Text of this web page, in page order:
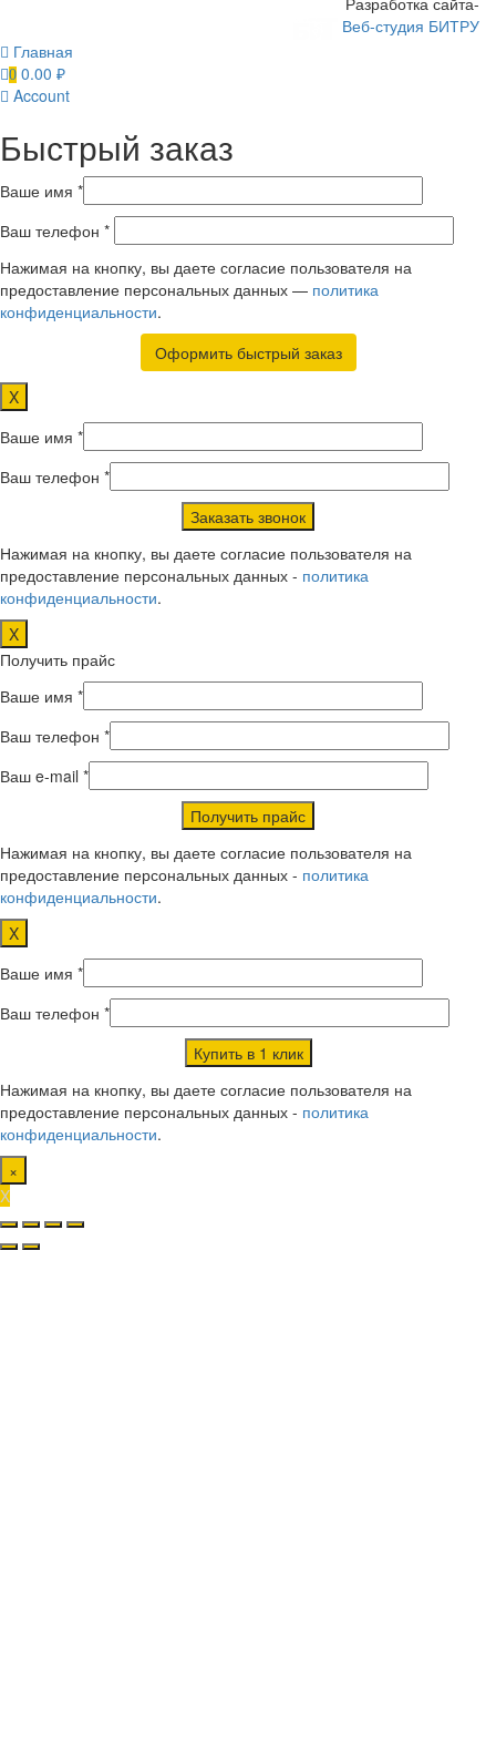
Веб-студия БИТРУ
Главная
0 0.00 ₽
Account
Быстрый заказ
Ваше имя *
Ваш телефон *
Нажимая на кнопку, вы даете согласие пользователя на
предоставление персональных данных — политика
конфиденциальности.
X
Ваше имя *
Ваш телефон *
Нажимая на кнопку, вы даете согласие пользователя на
предоставление персональных данных - политика
конфиденциальности.
X
Получить прайс
Ваше имя *
Ваш телефон *
Ваш e-mail *
Нажимая на кнопку, вы даете согласие пользователя на
предоставление персональных данных - политика
конфиденциальности.
X
Ваше имя *
Ваш телефон *
Нажимая на кнопку, вы даете согласие пользователя на
предоставление персональных данных - политика
конфиденциальности.
×
X